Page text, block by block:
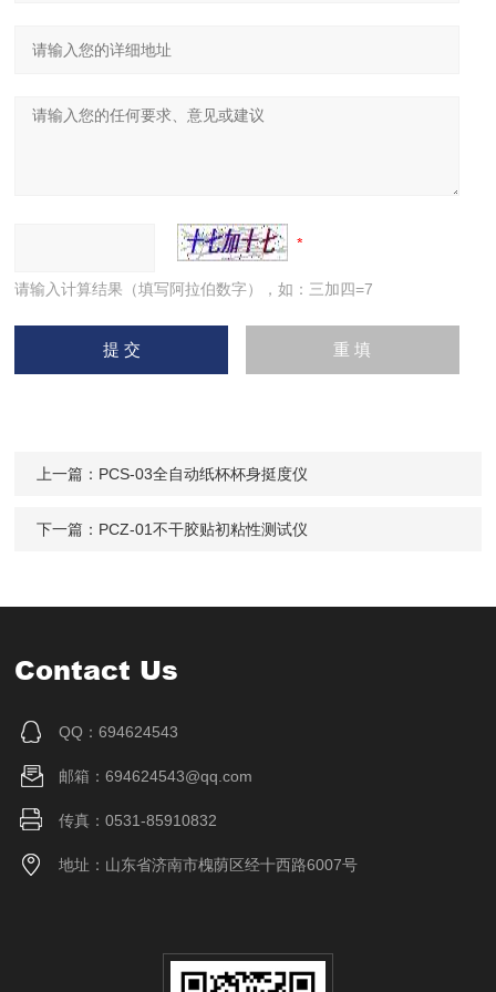
请输入计算结果（填写阿拉伯数字），如：三加四=7
上一篇： PCS-03全自动纸杯杯身挺度仪
下一篇： PCZ-01不干胶贴初粘性测试仪
Contact Us
QQ：694624543
邮箱：694624543@qq.com
传真：0531-85910832
地址：山东省济南市槐荫区经十西路6007号